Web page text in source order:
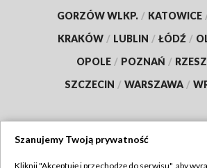
GORZÓW WLKP. / KATOWICE
KRAKÓW / LUBLIN / ŁÓDŹ /
OPOLE / POZNAŃ /
SZCZECIN / WARSZAWA /
Szanujemy Twoją prywatność
Kliknij "Akceptuję i przechodzę do serwisu", aby